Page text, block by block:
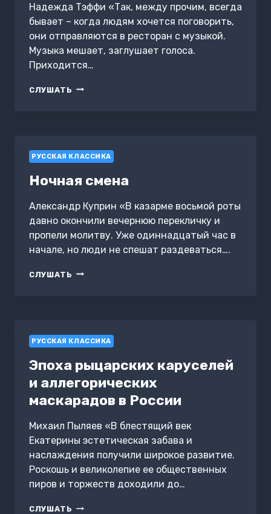
Надежда Тэффи «Так, между прочим, всегда
бывает – когда людям хочется поговорить,
они отправляются в ресторан с музыкой.
Музыка мешает, заглушает голоса.
Приходится…
СЛУШАТЬ ДОН
РУССКАЯ КЛАССИКА
Ночная смена
Александр Куприн «В казарме восьмой роты
давно окончили вечернюю перекличку и
пропели молитву. Уже одиннадцатый час в
начале, но люди не спешат раздеваться….
СЛУШАТЬ НОЧНАЯ
РУССКАЯ КЛАССИКА
Эпоха рыцарских каруселей
и аллегорических
маскарадов в России
Михаил Пыляев «В блестящий век
Екатерины эстетическая забава и
наслаждения получили широкое развитие.
Роскошь и великолепие ее общественных
пиров и торжеств доходили до…
СЛУШАТЬ ЭПОХА